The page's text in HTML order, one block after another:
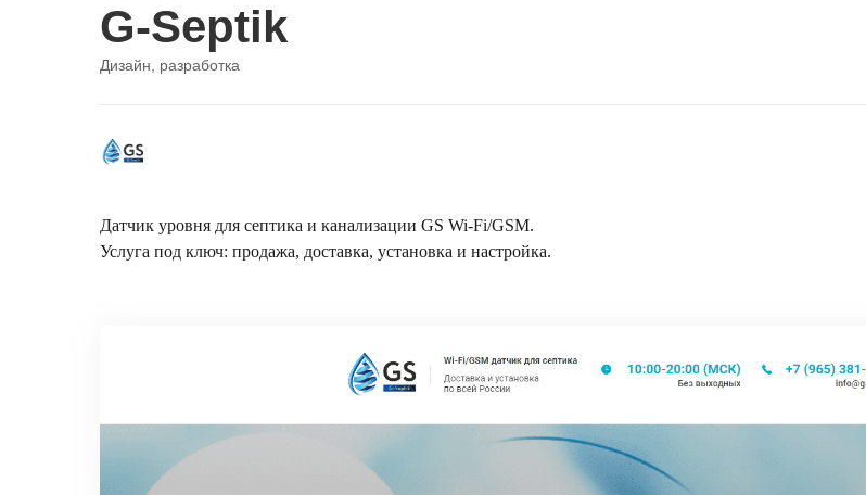
G-Septik
Дизайн, разработка
Датчик уровня для септика и канализации GS Wi-Fi/GSM.
Услуга под ключ: продажа, доставка, установка и настройка.